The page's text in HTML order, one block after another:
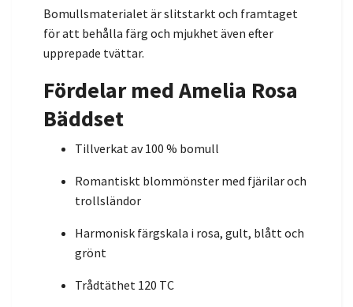
Bomullsmaterialet är slitstarkt och framtaget
för att behålla färg och mjukhet även efter
upprepade tvättar.
Fördelar med Amelia Rosa
Bäddset
Tillverkat av 100 % bomull
Romantiskt blommönster med fjärilar och
trollsländor
Harmonisk färgskala i rosa, gult, blått och
grönt
Trådtäthet 120 TC